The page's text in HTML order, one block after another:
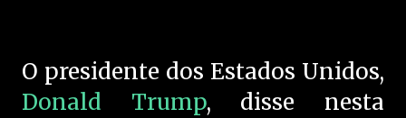
O presidente dos Estados Unidos,
Donald Trump, disse nesta